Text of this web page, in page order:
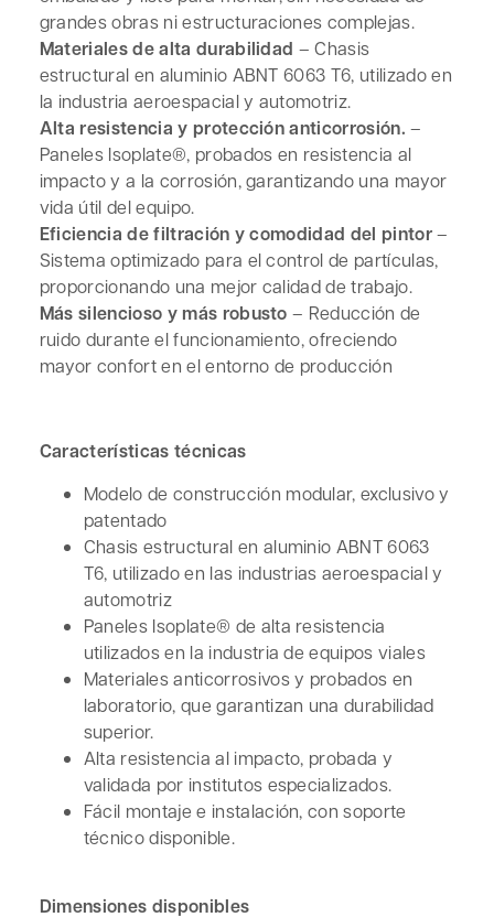
grandes obras ni estructuraciones complejas.
Materiales de alta durabilidad – Chasis
estructural en aluminio ABNT 6063 T6, utilizado en
la industria aeroespacial y automotriz.
Alta resistencia y protección anticorrosión. –
Paneles Isoplate®, probados en resistencia al
impacto y a la corrosión, garantizando una mayor
vida útil del equipo.
Eficiencia de filtración y comodidad del pintor–
Sistema optimizado para el control de partículas,
proporcionando una mejor calidad de trabajo.
Más silencioso y más robusto – Reducción de
ruido durante el funcionamiento, ofreciendo
mayor confort en el entorno de producción
Características técnicas
Modelo de construcción modular, exclusivo y
patentado
Chasis estructural en aluminio ABNT 6063
T6, utilizado en las industrias aeroespacial y
automotriz
Paneles Isoplate® de alta resistencia
utilizados en la industria de equipos viales
Materiales anticorrosivos y probados en
laboratorio, que garantizan una durabilidad
superior.
Alta resistencia al impacto, probada y
validada por institutos especializados.
Fácil montaje e instalación, con soporte
técnico disponible.
Dimensiones disponibles